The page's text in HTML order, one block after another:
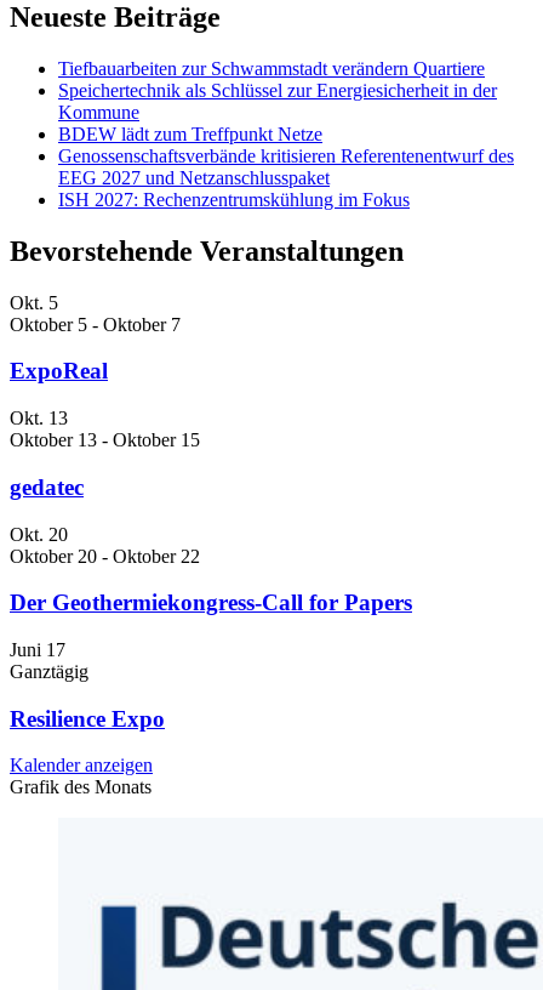
Neueste Beiträge
Tiefbauarbeiten zur Schwammstadt verändern Quartiere
Speichertechnik als Schlüssel zur Energiesicherheit in der
Kommune
BDEW lädt zum Treffpunkt Netze
Genossenschaftsverbände kritisieren Referentenentwurf des
EEG 2027 und Netzanschlusspaket
ISH 2027: Rechenzentrumskühlung im Fokus
Bevorstehende Veranstaltungen
Okt. 5
Oktober 5 - Oktober 7
ExpoReal
Okt. 13
Oktober 13 - Oktober 15
gedatec
Okt. 20
Oktober 20 - Oktober 22
Der Geothermiekongress-Call for Papers
Juni 17
Ganztägig
Resilience Expo
Kalender anzeigen
Grafik des Monats